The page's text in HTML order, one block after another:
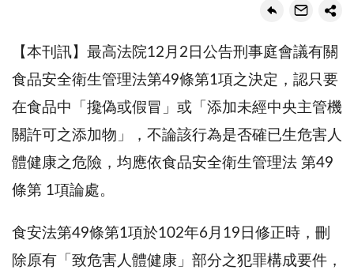
【本刊訊】最高法院12月2日公告刑事庭會議有關
食品安全衛生管理法第49條第1項之決定，認只要
在食品中「攙偽或假冒」或「添加未經中央主管機
關許可之添加物」，不論該行為是否確已生危害人
體健康之危險，均應依食品安全衛生管理法 第49
條第 1項論處。
食安法第49條第1項於102年6月19日修正時，刪
除原有「致危害人體健康」部分之犯罪構成要件，